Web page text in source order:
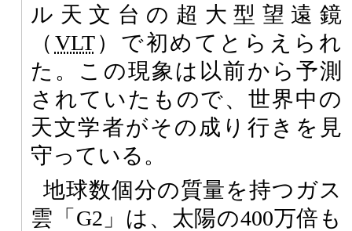
ル天文台の超大型望遠鏡
（ VLT）で初めてとらえられ
た。この現象は以前から予測
されていたもので、世界中の
天文学者がその成り行きを見
守っている。
地球数個分の質量を持つガス
雲「G2」は、太陽の400万倍も